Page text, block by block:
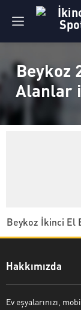
Beykoz
Alanlar
Beykoz İkinci El
Hakkımızda
Ev eşyalarınızı,